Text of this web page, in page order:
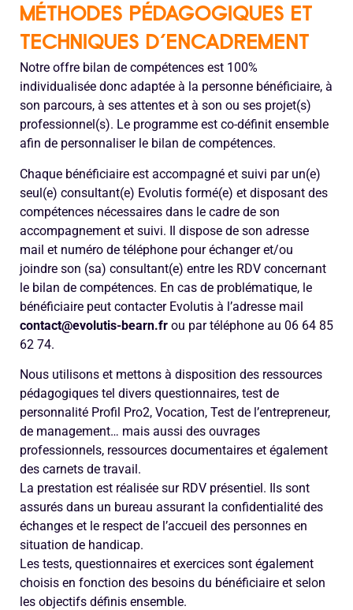
MÉTHODES PÉDAGOGIQUES ET
TECHNIQUES D'ENCADREMENT
Notre offre bilan de compétences est 100%
individualisée donc adaptée à la personne bénéficiaire, à
son parcours, à ses attentes et à son ou ses projet(s)
professionnel(s). Le programme est co-définit ensemble
afin de personnaliser le bilan de compétences.
Chaque bénéficiaire est accompagné et suivi par un(e)
seul(e) consultant(e) Evolutis formé(e) et disposant des
compétences nécessaires dans le cadre de son
accompagnement et suivi. Il dispose de son adresse
mail et numéro de téléphone pour échanger et/ou
joindre son (sa) consultant(e) entre les RDV concernant
le bilan de compétences. En cas de problématique, le
bénéficiaire peut contacter Evolutis à l’adresse mail
contact@evolutis-bearn.fr ou par téléphone au 06 64 85
62 74.
Nous utilisons et mettons à disposition des ressources
pédagogiques tel divers questionnaires, test de
personnalité Profil Pro2, Vocation, Test de l’entrepreneur,
de management… mais aussi des ouvrages
professionnels, ressources documentaires et également
des carnets de travail.
La prestation est réalisée sur RDV présentiel. Ils sont
assurés dans un bureau assurant la confidentialité des
échanges et le respect de l’accueil des personnes en
situation de handicap.
Les tests, questionnaires et exercices sont également
choisis en fonction des besoins du bénéficiaire et selon
les objectifs définis ensemble.